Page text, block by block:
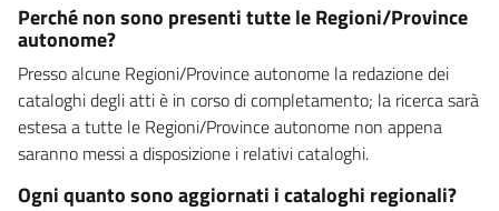
Perché non sono presenti tutte le Regioni/Province
autonome?
Presso alcune Regioni/Province autonome la redazione dei
cataloghi degli atti è in corso di completamento; la ricerca sarà
estesa a tutte le Regioni/Province autonome non appena
saranno messi a disposizione i relativi cataloghi.
Ogni quanto sono aggiornati i cataloghi regionali?